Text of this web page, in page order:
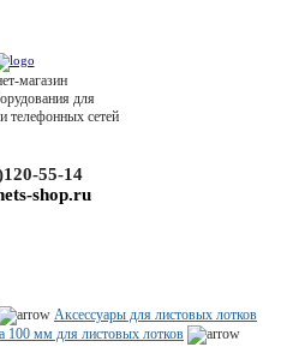
магазин
для
телефонных сетей
55-14
shop.ru
Аксессуары для листовых лотков
100 мм для листовых лотков